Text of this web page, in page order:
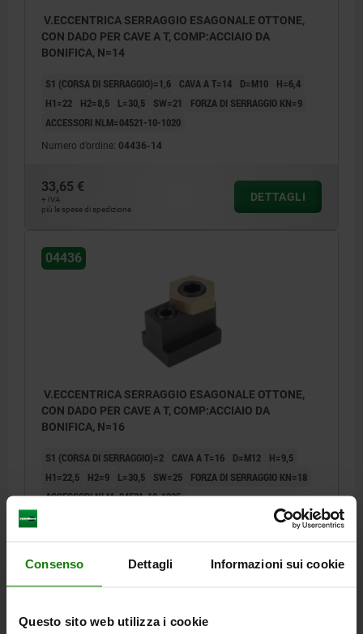
Consenso Dettagli Informazioni sui cookie
Questo sito web utilizza i cookie
V.ECCENTRICA SERRAGGIO ESAGONALE OTTONE,
CON DADO PER CAVE A T, COMP:ACCIAIO DA
BONIFICA, N=14
S1 (CORSA DI SERRAGGIO)=1,6 CAVA A T=14 D=M10
H=6,4
H1=22
H2=8,5 L=30,5 SW=21
FORZA DI SERRAGGIO KN=9
ACCESSORI NLM=04521-10-1020
Numero d’ordine: 04436-14
33,65 €
+ IVA
più le spese di spedizione
DETTAGLI
04436
V.ECCENTRICA SERRAGGIO ESAGONALE OTTONE,
CON DADO PER CAVE A T, COMP:ACCIAIO DA
BONIFICA, N=16
S1 (CORSA DI SERRAGGIO)=2 CAVA A T=16 D=M12
H=9,5
H1=22,5
H2=9 L=30,5 SW=25
FORZA DI SERRAGGIO KN=18
ACCESSORI NLM=04521-10-1225
33,65 €
DETTAGLI